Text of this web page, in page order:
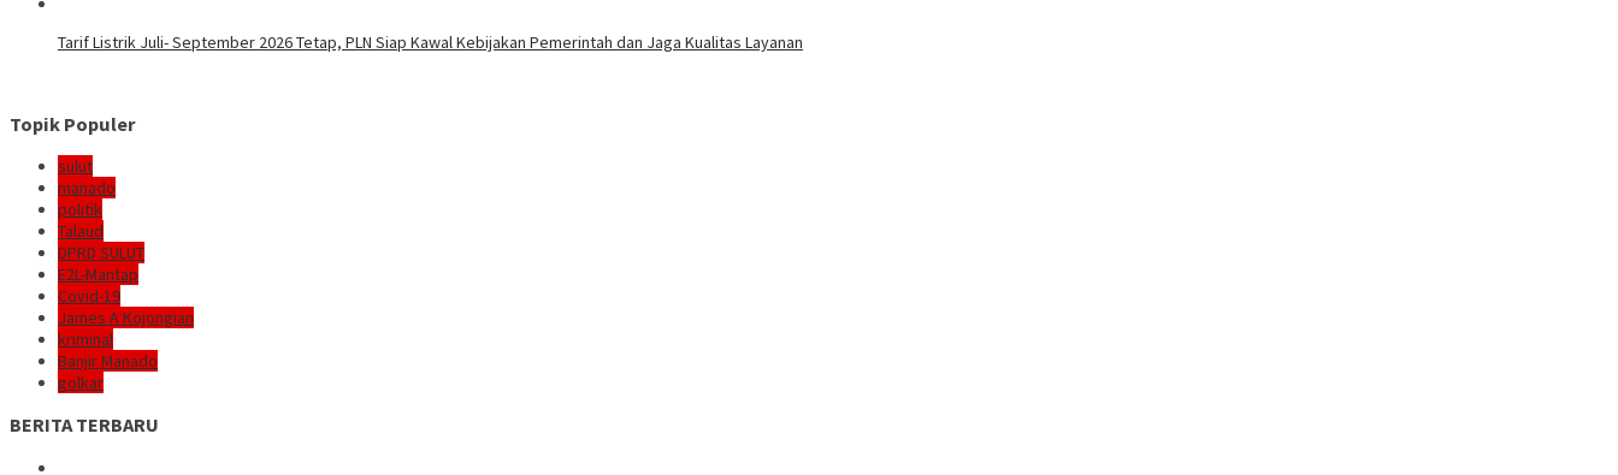
Tarif Listrik Juli- September 2026 Tetap, PLN Siap Kawal Kebijakan Pemerintah dan Jaga Kualitas Layanan
Topik Populer
sulut
manado
politik
Talaud
DPRD SULUT
E2L-Mantap
Covid-19
James A Kojongian
kriminal
Banjir Manado
golkar
BERITA TERBARU